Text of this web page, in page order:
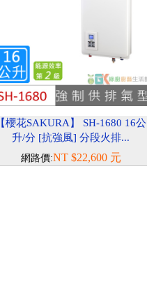
【櫻花SAKURA】 SH-1680 16公
升/分 [抗強風] 分段火排...
網路價:NT $22,600 元